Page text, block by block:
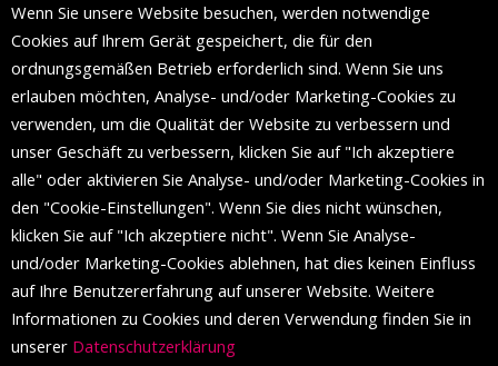
Die Mall of Split
ist ein prestigeträchtiges Einkaufsziel mit
etwa 200 Einzelhandelsmarken und einer Reihe von
Weltmodemarken, die zum ersten Mal in Split erscheinen.
FOLGEN SIE UNS
Wenn Sie unsere Website besuchen, werden notwendige
Cookies auf Ihrem Gerät gespeichert, die für den
ordnungsgemäßen Betrieb erforderlich sind. Wenn Sie uns
erlauben möchten, Analyse- und/oder Marketing-Cookies zu
verwenden, um die Qualität der Website zu verbessern und
unser Geschäft zu verbessern, klicken Sie auf "Ich akzeptiere
alle" oder aktivieren Sie Analyse- und/oder Marketing-Cookies in
den "Cookie-Einstellungen". Wenn Sie dies nicht wünschen,
klicken Sie auf "Ich akzeptiere nicht". Wenn Sie Analyse-
und/oder Marketing-Cookies ablehnen, hat dies keinen Einfluss
auf Ihre Benutzererfahrung auf unserer Website. Weitere
Informationen zu Cookies und deren Verwendung finden Sie in
unserer Datenschutzerklärung